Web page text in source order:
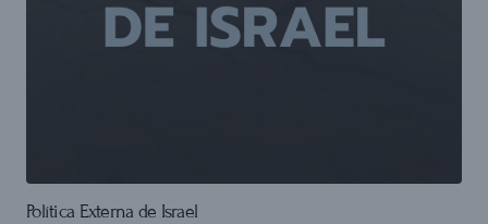
Política Externa de Israel